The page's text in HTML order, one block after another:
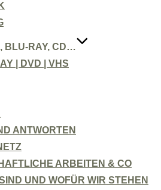
BLU-RAY, CD…
| DVD | VHS
ANTWORTEN
ARBEITEN & CO
UND WOFÜR WIR STEHEN